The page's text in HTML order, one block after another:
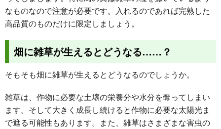
なものなので注意が必要です。入れるのであれば完熟した
高品質のものだけに限定しましょう。
畑に雑草が生えるとどうなる……？
そもそも畑に雑草が生えるとどうなるのでしょうか。
雑草は、作物に必要な土壌の栄養分や水分を奪ってしまい
ます。そして大きく成長し続けると作物に必要な太陽光ま
で遮る可能性もあります。また、雑草はさまざまな害虫の